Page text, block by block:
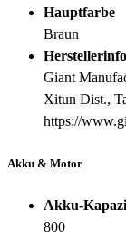
Hauptfarbe
Braun
Giant
Xitun Dist.,
https://
Akku & Motor
Akku-
800